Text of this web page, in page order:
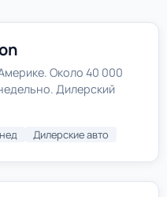
Около 40 000
Дилерский
Дилерские авто